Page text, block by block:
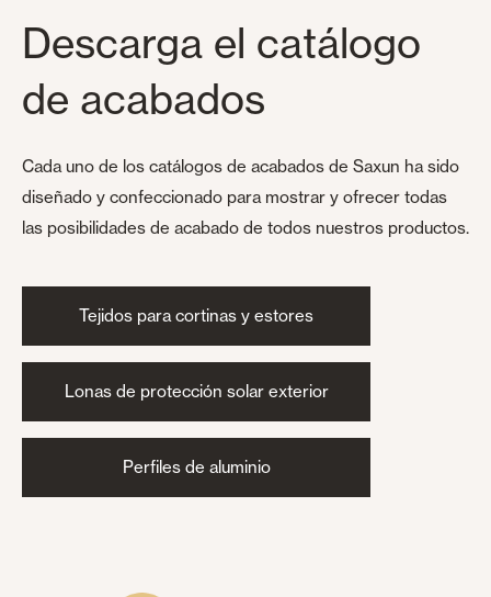
Descarga el catálogo
de acabados
Cada uno de los catálogos de acabados de Saxun ha sido
diseñado y confeccionado para mostrar y ofrecer todas
las posibilidades de acabado de todos nuestros productos.
Tejidos para cortinas y estores
Lonas de protección solar exterior
Perfiles de aluminio